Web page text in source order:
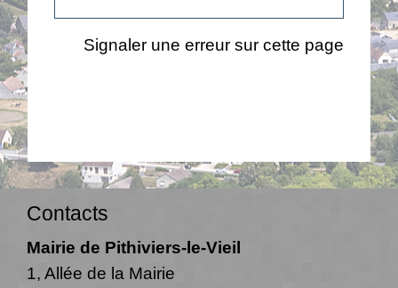
Signaler une erreur sur cette page
Contacts
Mairie de Pithiviers-le-Vieil
1, Allée de la Mairie